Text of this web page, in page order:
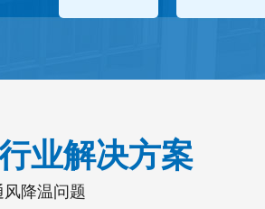
业解决方案
降温问题